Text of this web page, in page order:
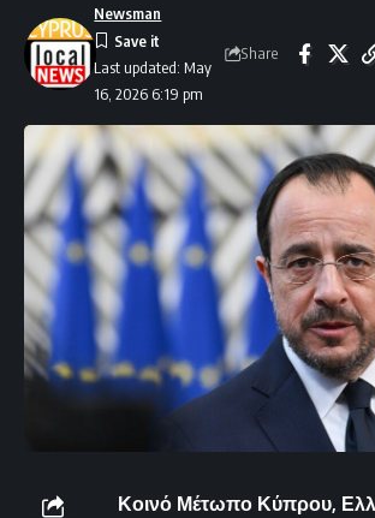
Last updated: May
16, 2026 6:19 pm
Newsman
Share
Κοινό Μέτωπο Κύπρου,